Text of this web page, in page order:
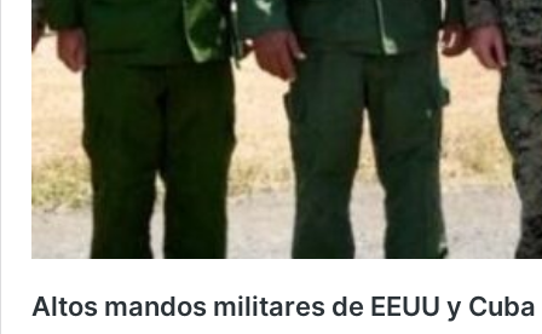
Altos mandos militares de EEUU y